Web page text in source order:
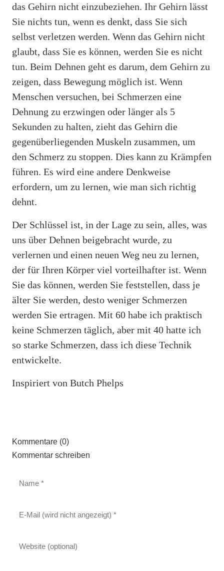
das Gehirn nicht einzubeziehen. Ihr Gehirn lässt
Sie nichts tun, wenn es denkt, dass Sie sich
selbst verletzen werden. Wenn das Gehirn nicht
glaubt, dass Sie es können, werden Sie es nicht
tun. Beim Dehnen geht es darum, dem Gehirn zu
zeigen, dass Bewegung möglich ist. Wenn
Menschen versuchen, bei Schmerzen eine
Dehnung zu erzwingen oder länger als 5
Sekunden zu halten, zieht das Gehirn die
gegenüberliegenden Muskeln zusammen, um
den Schmerz zu stoppen. Dies kann zu Krämpfen
führen. Es wird eine andere Denkweise
erfordern, um zu lernen, wie man sich richtig
dehnt.
Der Schlüssel ist, in der Lage zu sein, alles, was
uns über Dehnen beigebracht wurde, zu
verlernen und einen neuen Weg neu zu lernen,
der für Ihren Körper viel vorteilhafter ist. Wenn
Sie das können, werden Sie feststellen, dass je
älter Sie werden, desto weniger Schmerzen
werden Sie ertragen. Mit 60 habe ich praktisch
keine Schmerzen täglich, aber mit 40 hatte ich
so starke Schmerzen, dass ich diese Technik
entwickelte.
Inspiriert von Butch Phelps
Kommentare (0)
Kommentar schreiben